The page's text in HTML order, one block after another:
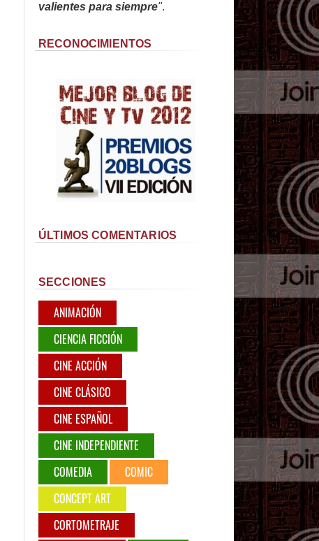
valientes para siempre".
RECONOCIMIENTOS
ÚLTIMOS COMENTARIOS
SECCIONES
ANIMACIÓN
CIENCIA FICCIÓN
CINE ACCIÓN
CINE CLÁSICO
CINE ESPAÑOL
CINE INDEPENDIENTE
COMEDIA
COMIC
CONCEPT ART
CORTOMETRAJE